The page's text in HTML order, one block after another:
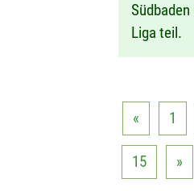
Liga teil.
« 1
15 »